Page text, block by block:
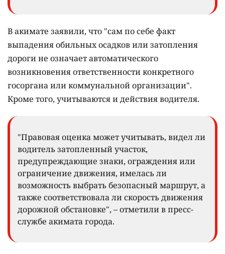
В акимате заявили, что "сам по себе факт
выпадения обильных осадков или затопления
дороги не означает автоматического
возникновения ответственности конкретного
госоргана или коммунальной организации".
Кроме того, учитываются и действия водителя.
"Правовая оценка может учитывать, видел ли
водитель затопленный участок,
предупреждающие знаки, ограждения или
ограничение движения, имелась ли
возможность выбрать безопасный маршрут, а
также соответствовала ли скорость движения
дорожной обстановке", – отметили в пресс-
службе акимата города.